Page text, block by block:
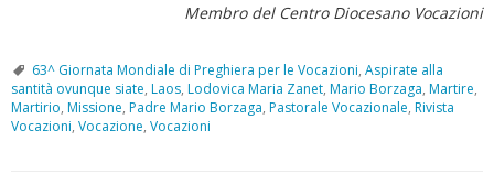
Membro del Centro Diocesano Vocazioni
63^ Giornata Mondiale di Preghiera per le Vocazioni, Aspirate alla
santità ovunque siate, Laos, Lodovica Maria Zanet, Mario Borzaga, Martire,
Martirio, Missione, Padre Mario Borzaga, Pastorale Vocazionale, Rivista
Vocazioni, Vocazione, Vocazioni